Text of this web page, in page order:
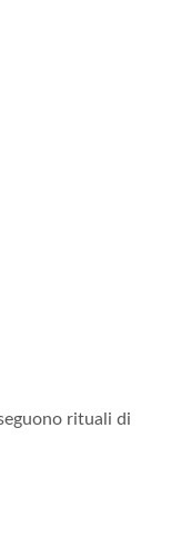
rituali di